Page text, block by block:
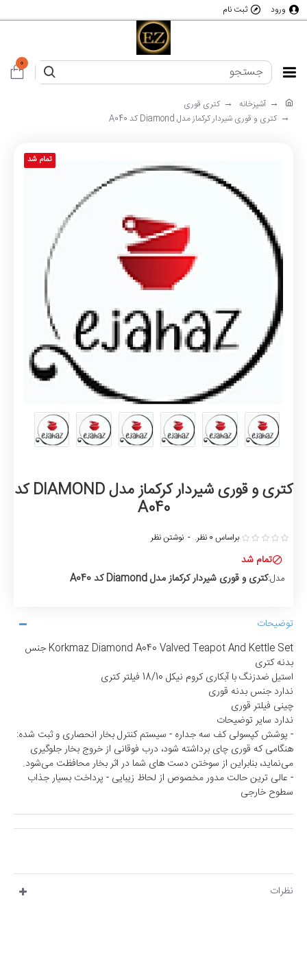
ورود ثبت نام
0
آشپزخانه
کتری قوری
کتری و قوری شیردار کرکماز مدل Diamond کد A040
تمام شد
کتری و قوری شیردار کرکماز مدل DIAMOND کد
A040
تمام شد
مدل:کتری و قوری شیردار کرکماز مدل Diamond کد A040
براساس 0 نظر. - نوشتن نظر
توضیحات
Korkmaz Diamond A040 Valved Teapot And Kettle Set جنس
بدنه کتری
استیل ضدزنگ با آبکاری کروم نیکل 18/10 فیلتر کتری
ندارد جنس بدنه قوری
چینی فیلتر قوری
ندارد سایر توضیحات
- پوشش کپسولی کف سه جداره - سیستم کنترل بخار انحصاری و ثبت شده:
هنگامی که قوری چای برداشته شود، درب فوقانی از خروج بخار جلوگیری
می‌نماید، بنابراین از سوختن دست های شما در اثر بخار محافظت می‌شود.
- عالی ترین حالت مدور مخصوص از لحاظ زیبایی - پرداخت بسیار جذاب
سطوح خارجی
نظرات